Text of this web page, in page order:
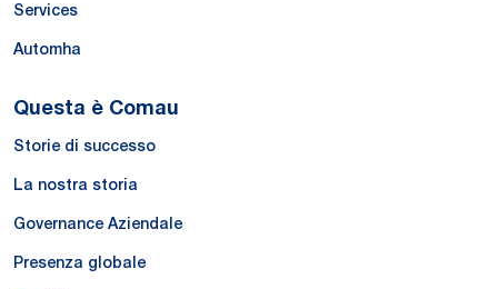
Services
Automha
Questa è Comau
Storie di successo
La nostra storia
Governance Aziendale
Presenza globale